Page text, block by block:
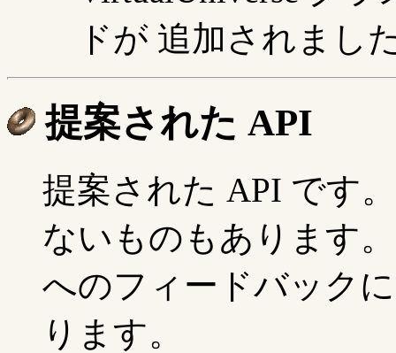
ドが 追加されまし
提案された API
提案された API です
ないものもあります。
へのフィードバック
ります。